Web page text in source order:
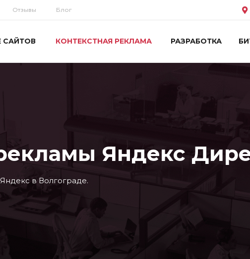
Отзывы Блог
САЙТОВ КОНТЕКСТНАЯ РЕКЛАМА РАЗРАБОТКА
Яндекс
в Волгограде.